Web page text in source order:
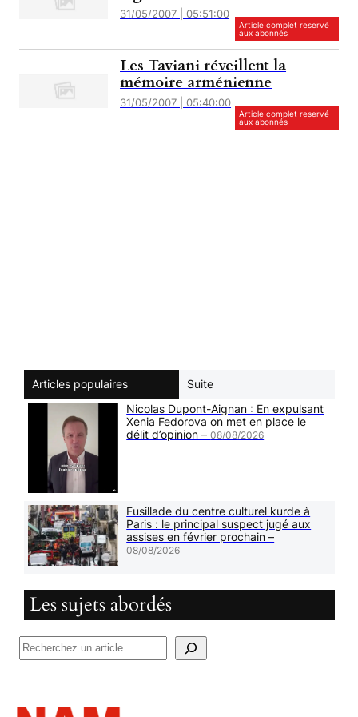
31/05/2007 | 05:51:00
Article complet reservé
aux abonnés
Les Taviani réveillent la
mémoire arménienne
31/05/2007 | 05:40:00
Article complet reservé
aux abonnés
Articles populaires
Suite
Nicolas Dupont-Aignan : En expulsant
Xenia Fedorova on met en place le
délit d’opinion –08/08/2026
Fusillade du centre culturel kurde à
Paris : le principal suspect jugé aux
assises en février prochain –
08/08/2026
Les sujets abordés
R
h